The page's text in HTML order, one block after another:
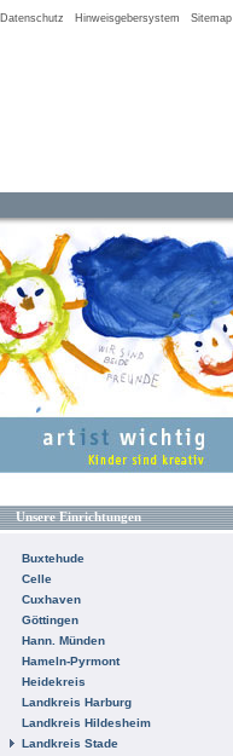
Datenschutz Hinweisgebersystem Sitemap
Unsere Einrichtungen
Buxtehude
Celle
Cuxhaven
Göttingen
Hann. Münden
Hameln-Pyrmont
Heidekreis
Landkreis Harburg
Landkreis Hildesheim
Landkreis Stade